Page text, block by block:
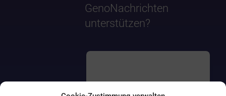
GenoNachrichten
unterstützen?